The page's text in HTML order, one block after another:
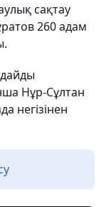
сақтау
260 адам
Нұр-Сұлтан
негізінен